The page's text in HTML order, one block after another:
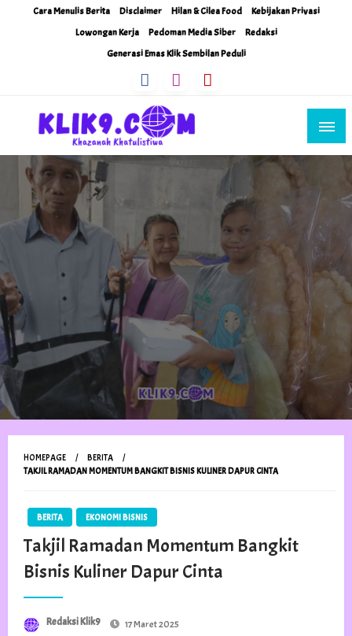
Cara Menulis Berita Disclaimer Hilan & Cilea Food
Kebijakan Privasi
Lowongan Kerja
Pedoman Media Siber
Redaksi
Generasi Emas Klik Sembilan Peduli
Klik9Nine
Khazanah Khatulistiwa
HOMEPAGE
BERITA
TAKJIL RAMADAN MOMENTUM BANGKIT BISNIS KULINER DAPUR CINTA
BERITA EKONOMI BISNIS
Takjil Ramadan Momentum Bangkit
Bisnis Kuliner Dapur Cinta
Redaksi Klik9
Posted
17 Maret 2025